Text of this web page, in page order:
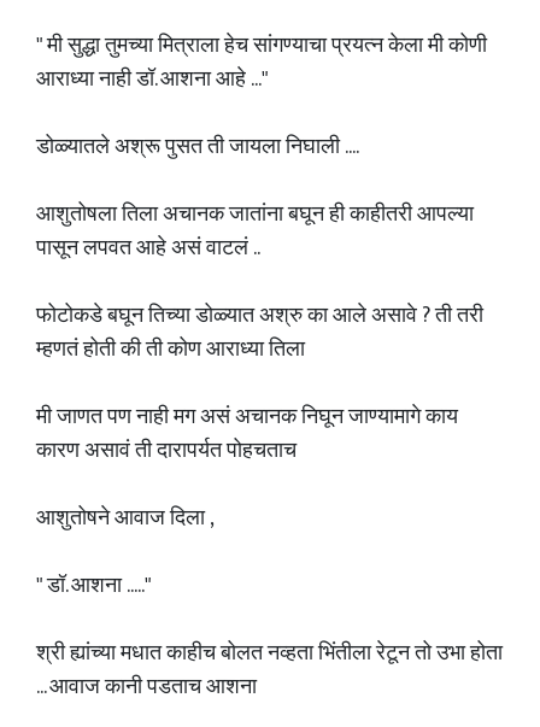
" मी सुद्धा तुमच्या मित्राला हेच सांगण्याचा प्रयत्न केला मी कोणी
आराध्या नाही डॉ. आशना आहे ..."
डोळ्यातले अश्रू पुसत ती जायला निघाली ....
आशुतोषला तिला अचानक जातांना बघून ही काहीतरी आपल्या
पासून लपवत आहे असं वाटलं ..
फोटोकडे बघून तिच्या डोळ्यात अश्रु का आले असावे ? ती तरी
म्हणतं होती की ती कोण आराध्या तिला
मी जाणत पण नाही मग असं अचानक निघून जाण्यामागे काय
कारण असावं ती दारापर्यत पोहचताच
आशुतोषने आवाज दिला ,
" डॉ. आशना ....."
श्री ह्यांच्या मधात काहीच बोलत नव्हता भिंतीला रेटून तो उभा होता
... आवाज कानी पडताच आशना